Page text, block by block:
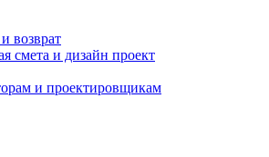
возврат
смета и дизайн проект
и проектировщикам